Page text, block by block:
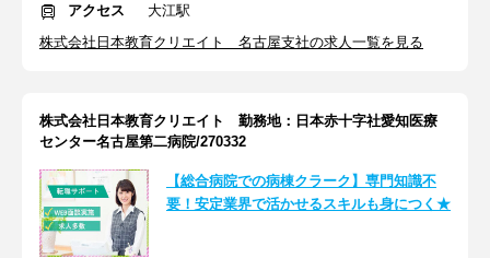
アクセス
大江駅
株式会社日本教育クリエイト 名古屋支社の求人一覧を見る
株式会社日本教育クリエイト 勤務地：日本赤十字社愛知医療
センター名古屋第二病院/270332
【総合病院での病棟クラーク】専門知識不
要！安定業界で活かせるスキルも身につく★